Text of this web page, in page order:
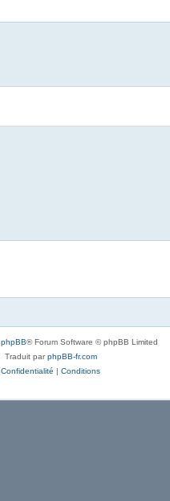
phpBB® Forum Software © phpBB Limited
Traduit parphpBB-fr.com
Confidentialité | Conditions